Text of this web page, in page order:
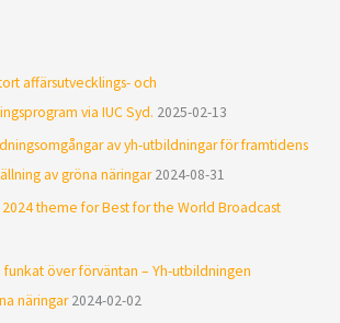
affärsutvecklings- och
via IUC Syd. 2025-02-13
av yh-utbildningar för framtidens
av gröna näringar 2024-08-31
theme for Best for the World Broadcast
över förväntan – Yh-utbildningen
näringar 2024-02-02